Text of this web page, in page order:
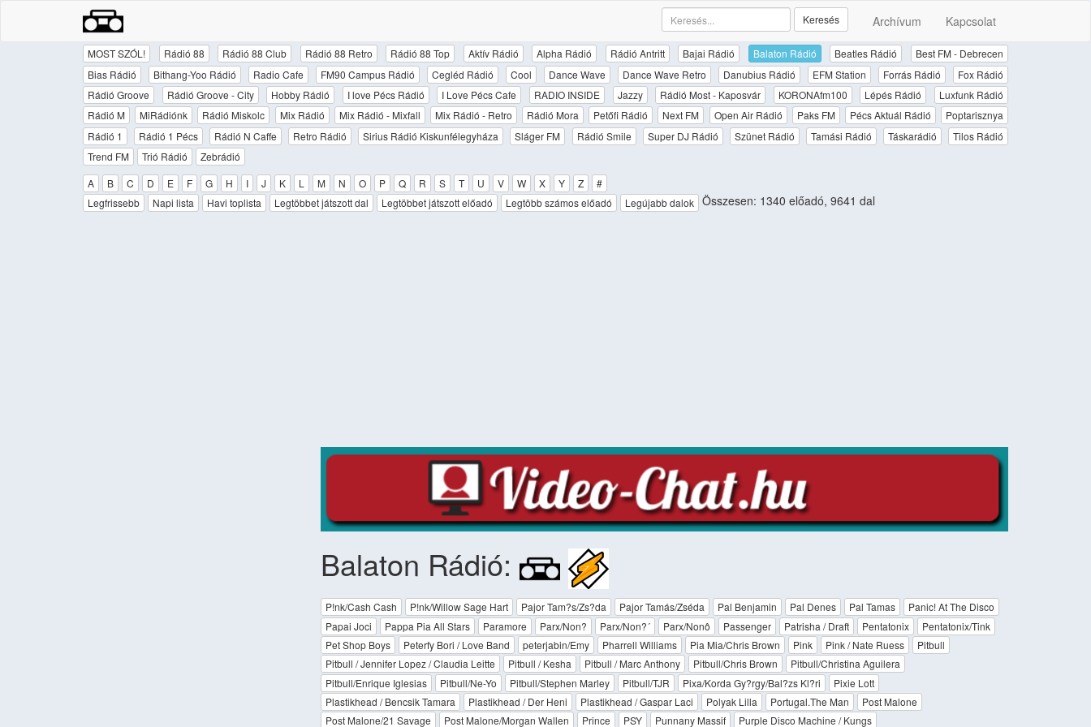
Archívum Kapcsolat
Keresés
MOST SZÓL! Rádió 88 Rádió 88 Club Rádió 88 Retro Rádió 88 Top Aktív Rádió Alpha Rádió Rádió Antritt Bajai Rádió Balaton Rádió Beatles Rádió
Best FM - Debrecen
Bias Rádió
Bithang-Yoo Rádió Radio Cafe FM90 Campus Rádió Cegléd Rádió Cool Dance Wave Dance Wave Retro Danubius Rádió EFM Station Forrás Rádió
Fox Rádió
Rádió Groove
Rádió Groove - City Hobby Rádió I love Pécs Rádió I Love Pécs Cafe RADIO INSIDE Jazzy Rádió Most - Kaposvár KORONAfm100 Lépés Rádió
Luxfunk Rádió
Rádió M
MiRádiónk Rádió Miskolc Mix Rádió Mix Rádió - Mixfall Mix Rádió - Retro Rádió Mora Petőfi Rádió Next FM Open Air Rádió Paks FM Pécs Aktuál Rádió
Poptarisznya
Rádió 1
Rádió 1 Pécs Rádió N Caffe Retro Rádió Sirius Rádió Kiskunfélegyháza Sláger FM Rádió Smile Super DJ Rádió Szünet Rádió Tamási Rádió Táskarádió
Tilos Rádió
Trend FM
Trió Rádió
Zebrádió
A
B C D E F G H I J K L M N O P Q R S T U V W X Y Z
#
Legfrissebb
Napi lista Havi toplista Legtöbbet játszott dal Legtöbbet játszott előadó Legtöbb számos előadó Legújabb dalok Összesen: 1340 előadó, 9641 dal
Balaton Rádió:
P!nk/Cash Cash P!nk/Willow Sage Hart Pajor Tam?s/Zs?da Pajor Tamás/Zséda Pal Benjamin Pal Denes Pal Tamas
Panic! At The Disco
Papai Joci
Pappa Pia All Stars Paramore Parx/Non? Parx/Non?´ Parx/Nonô Passenger Patrisha / Draft Pentatonix
Pentatonix/Tink
Pet Shop Boys
Peterfy Bori / Love Band peterjabin/Emy Pharrell Williams Pia Mia/Chris Brown Pink Pink / Nate Ruess
Pitbull
Pitbull / Jennifer Lopez / Claudia Leitte
Pitbull / Kesha Pitbull / Marc Anthony Pitbull/Chris Brown
Pitbull/Christina Aguilera
Pitbull/Enrique Iglesias
Pitbull/Ne-Yo Pitbull/Stephen Marley Pitbull/TJR Pixa/Korda Gy?rgy/Bal?zs Kl?ri
Pixie Lott
Plastikhead / Bencsik Tamara
Plastikhead / Der Heni Plastikhead / Gaspar Laci Polyak Lilla Portugal.The Man
Post Malone
Post Malone/21 Savage
Post Malone/Morgan Wallen Prince PSY Punnany Massif Purple Disco Machine / Kungs